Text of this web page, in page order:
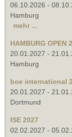
06.10.2026 -
Hamburg
mehr ...
HAMBURG OPEN
20.01.2027 -
Hamburg
boe international
20.01.2027 -
Dortmund
ISE 2027
02.02.2027 -